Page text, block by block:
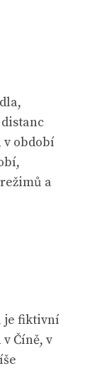
v období
a
je fiktivní
Číně, v